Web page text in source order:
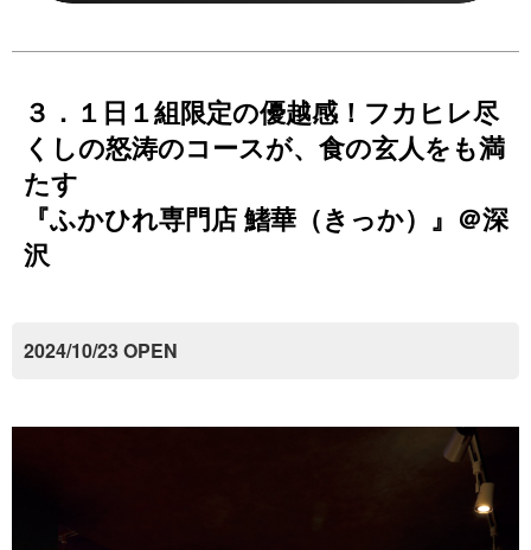
３．１日１組限定の優越感！フカヒレ尽
くしの怒涛のコースが、食の玄人をも満
たす
『ふかひれ専門店 鰭華（きっか）』＠深
沢
2024/10/23 OPEN